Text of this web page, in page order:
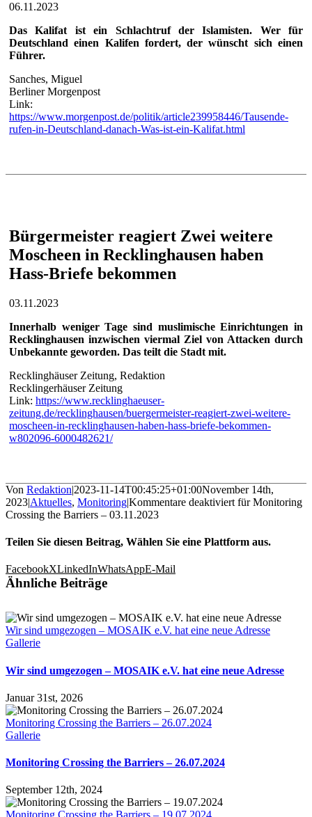
06.11.2023
Das Kalifat ist ein Schlachtruf der Islamisten. Wer für
Deutschland einen Kalifen fordert, der wünscht sich einen
Führer.
Sanches, Miguel
Berliner Morgenpost
Link:
https://www.morgenpost.de/politik/article239958446/Tausende-
rufen-in-Deutschland-danach-Was-ist-ein-Kalifat.html
Bürgermeister reagiert Zwei weitere
Moscheen in Recklinghausen haben
Hass-Briefe bekommen
03.11.2023
Innerhalb weniger Tage sind muslimische Einrichtungen in
Recklinghausen inzwischen viermal Ziel von Attacken durch
Unbekannte geworden. Das teilt die Stadt mit.
Recklinghäuser Zeitung, Redaktion
Recklingerhäuser Zeitung
Link: https://www.recklinghaeuser-
zeitung.de/recklinghausen/buergermeister-reagiert-zwei-weitere-
moscheen-in-recklinghausen-haben-hass-briefe-bekommen-
w802096-6000482621/
Von Redaktion|2023-11-14T00:45:25+01:00November 14th,
2023|Aktuelles, Monitoring|Kommentare deaktiviert für Monitoring
Crossing the Barriers – 03.11.2023
Teilen Sie diesen Beitrag, Wählen Sie eine Plattform aus.
FacebookXLinkedInWhatsAppE-Mail
Ähnliche Beiträge
Wir sind umgezogen – MOSAIK e.V. hat eine neue Adresse
Gallerie
Wir sind umgezogen – MOSAIK e.V. hat eine neue Adresse
Januar 31st, 2026
Monitoring Crossing the Barriers – 26.07.2024
Gallerie
Monitoring Crossing the Barriers – 26.07.2024
September 12th, 2024